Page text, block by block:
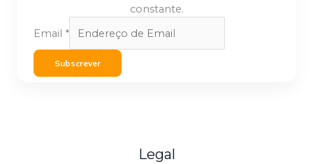
constante.
Email *
Subscrever
Legal